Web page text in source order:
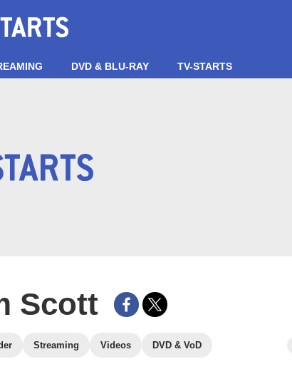
DVD & BLU-RAY TV-STARTS
Scott
Streaming Videos DVD & VoD